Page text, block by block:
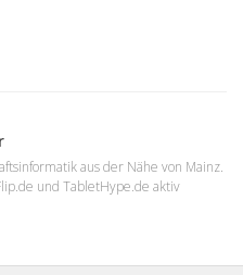
aus der Nähe von Mainz.
und TabletHype.de aktiv